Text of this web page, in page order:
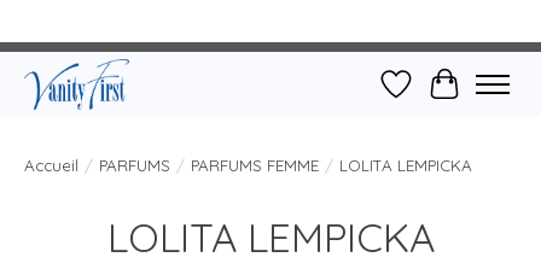
Liste dePanier
Accueil / PARFUMS / PARFUMS FEMME / LOLITA LEMPICKA
LOLITA LEMPICKA